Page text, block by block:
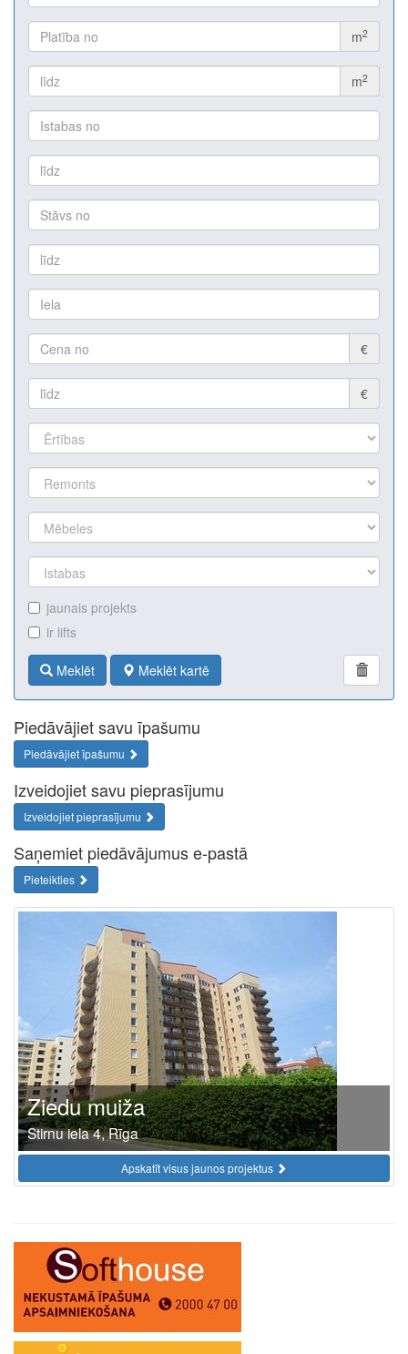
m2
m2
€
€
jaunais projekts
ir lifts
Meklēt Meklēt kartē
Piedāvājiet savu īpašumu
Piedāvājiet īpašumu
Izveidojiet savu pieprasījumu
Izveidojiet pieprasījumu
Saņemiet piedāvājumus e-pastā
Pieteikties
Ziedu muiža
Stirnu iela 4, Rīga
Apskatīt visus jaunos projektus